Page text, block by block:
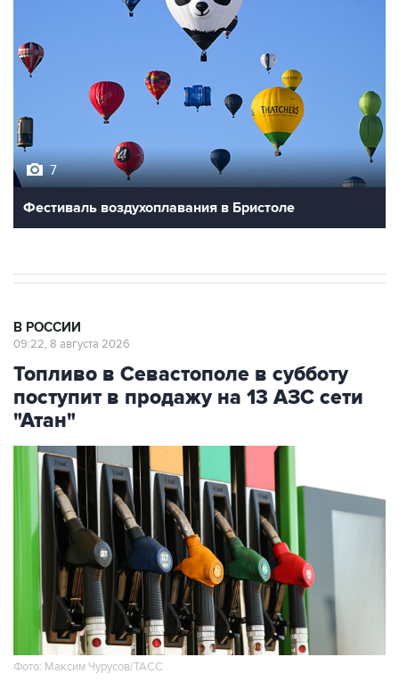
7
Фестиваль воздухоплавания в Бристоле
В РОССИИ
09:22, 8 августа 2026
Топливо в Севастополе в субботу
поступит в продажу на 13 АЗС сети
"Атан"
Фото: Максим Чурусов/ТАСС